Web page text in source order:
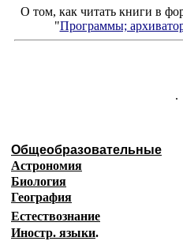
О том, как читать книги в
"Программы;
.
Общеобразовательные
Астрономия
Биология
География
Естествознание
Иностр. языки.